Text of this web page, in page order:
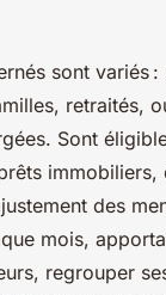
sont variés :
retraités,
Sont
immobiliers,
des
mois,
regrouper